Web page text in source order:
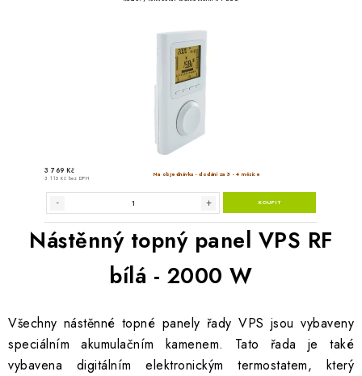
Nástěnný topný panel VPS RF
bílá - 2000 W
Všechny nástěnné topné panely řady VPS jsou vybaveny
speciálním akumulačním kamenem. Tato řada je také
vybavena digitálním elektronickým termostatem, který